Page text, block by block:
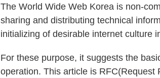
The World Wide Web Korea is non-
sharing and distributing technical
initializing of desirable internet culture
For these purpose, it suggests the
operation. This article is RFC(Request